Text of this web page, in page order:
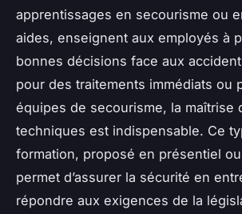
apprentissages en secourisme ou
aides, enseignent aux employés à
bonnes décisions face aux
pour des traitements immédiats ou
équipes de secourisme, la maîtrise
techniques est indispensable. Ce
formation, proposé en présentiel
permet d’assurer la sécurité en
répondre aux exigences de la